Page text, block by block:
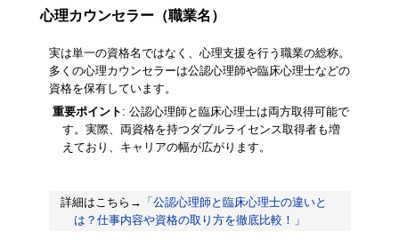
心理カウンセラー（職業名）
実は単一の資格名ではなく、心理支援を行う職業の総称。
多くの心理カウンセラーは公認心理師や臨床心理士などの
資格を保有しています。
重要ポイント : 公認心理師と臨床心理士は両方取得可能で
す。実際、両資格を持つダブルライセンス取得者も増
えており、キャリアの幅が広がります。
詳細はこちら→ 「公認心理師と臨床心理士の違いと
は？仕事内容や資格の取り方を徹底比較！」